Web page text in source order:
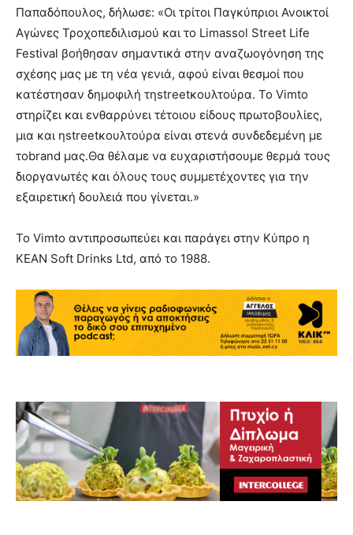
Παπαδόπουλος, δήλωσε: «Οι τρίτοι Παγκύπριοι Ανοικτοί
Αγώνες Τροχοπεδιλισμού και το Limassol Street Life
Festival βοήθησαν σημαντικά στην αναζωογόνηση της
σχέσης μας με τη νέα γενιά, αφού είναι θεσμοί που
κατέστησαν δημοφιλή τηstreetκουλτούρα. Το Vimto
στηρίζει και ενθαρρύνει τέτοιου είδους πρωτοβουλίες,
μια και ηstreetκουλτούρα είναι στενά συνδεδεμένη με
τοbrand μας.Θα θέλαμε να ευχαριστήσουμε θερμά τους
διοργανωτές και όλους τους συμμετέχοντες για την
εξαιρετική δουλειά που γίνεται.»
Το Vimto αντιπροσωπεύει και παράγει στην Κύπρο η
ΚΕΑΝ Soft Drinks Ltd, από το 1988.